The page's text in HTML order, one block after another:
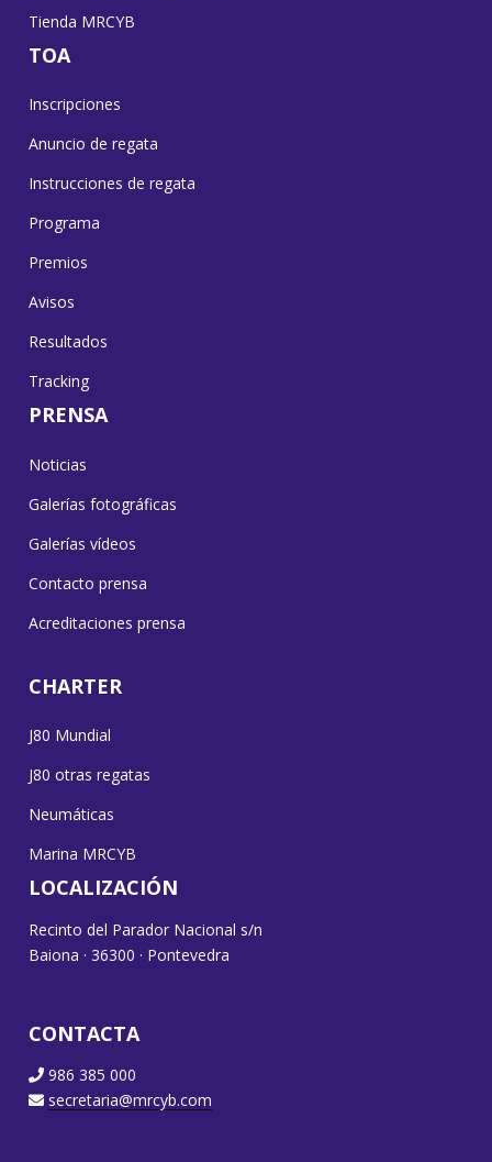
Tienda MRCYB
TOA
Inscripciones
Anuncio de regata
Instrucciones de regata
Programa
Premios
Avisos
Resultados
Tracking
PRENSA
Noticias
Galerías fotográficas
Galerías vídeos
Contacto prensa
Acreditaciones prensa
CHARTER
J80 Mundial
J80 otras regatas
Neumáticas
Marina MRCYB
LOCALIZACIÓN
Recinto del Parador Nacional s/n
Baiona · 36300 · Pontevedra
CONTACTA
986 385 000
secretaria@mrcyb.com